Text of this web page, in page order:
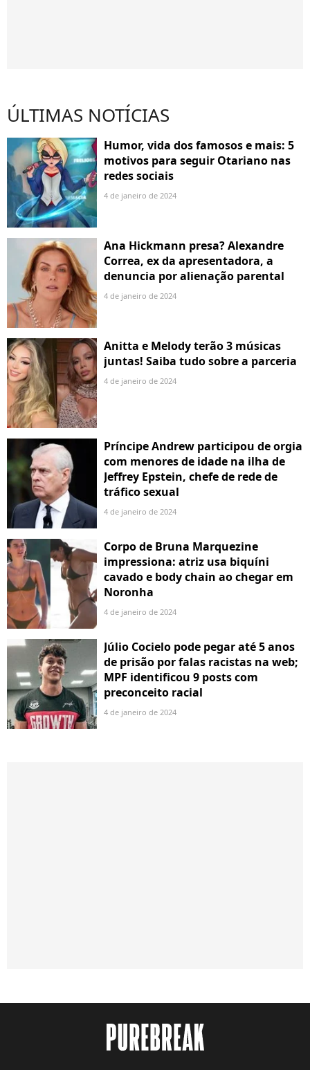
ÚLTIMAS NOTÍCIAS
Humor, vida dos famosos e mais: 5
motivos para seguir Otariano nas
redes sociais
4 de janeiro de 2024
Ana Hickmann presa? Alexandre
Correa, ex da apresentadora, a
denuncia por alienação parental
4 de janeiro de 2024
Anitta e Melody terão 3 músicas
juntas! Saiba tudo sobre a parceria
4 de janeiro de 2024
Príncipe Andrew participou de orgia
com menores de idade na ilha de
Jeffrey Epstein, chefe de rede de
tráfico sexual
4 de janeiro de 2024
Corpo de Bruna Marquezine
impressiona: atriz usa biquíni
cavado e body chain ao chegar em
Noronha
4 de janeiro de 2024
Júlio Cocielo pode pegar até 5 anos
de prisão por falas racistas na web;
MPF identificou 9 posts com
preconceito racial
4 de janeiro de 2024